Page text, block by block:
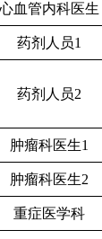
血管内科医生
药剂人员1
药剂人员2
肿瘤科医生1
肿瘤科医生2
重症医学科